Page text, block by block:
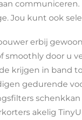
Jou kunt ook
erbij
smoothly door u
krijgen in band
gedurende
akelig